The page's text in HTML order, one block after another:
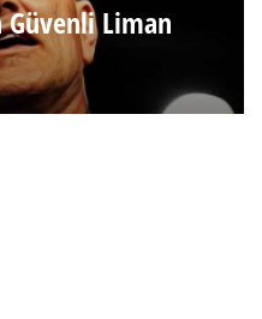
Güvenli Liman